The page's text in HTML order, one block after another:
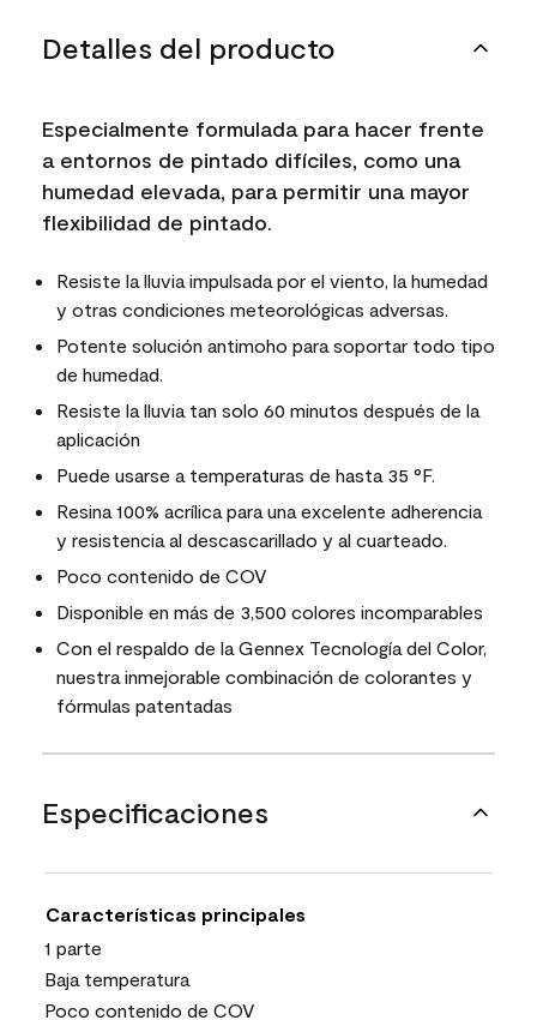
Detalles del producto
Especialmente formulada para hacer frente
a entornos de pintado difíciles, como una
humedad elevada, para permitir una mayor
flexibilidad de pintado.
Resiste la lluvia impulsada por el viento, la humedad
y otras condiciones meteorológicas adversas.
Potente solución antimoho para soportar todo tipo
de humedad.
Resiste la lluvia tan solo 60 minutos después de la
aplicación
Puede usarse a temperaturas de hasta 35 °F.
Resina 100% acrílica para una excelente adherencia
y resistencia al descascarillado y al cuarteado.
Poco contenido de COV
Disponible en más de 3,500 colores incomparables
Con el respaldo de la Gennex Tecnología del Color,
nuestra inmejorable combinación de colorantes y
fórmulas patentadas
Especificaciones
Características principales
1 parte
Baja temperatura
Poco contenido de COV